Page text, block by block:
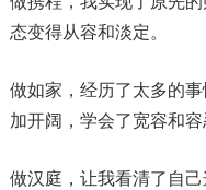
态变得从容和淡定。
做如家，经历了太多的
加开阔，学会了宽容和容
做汉庭，让我看清了自